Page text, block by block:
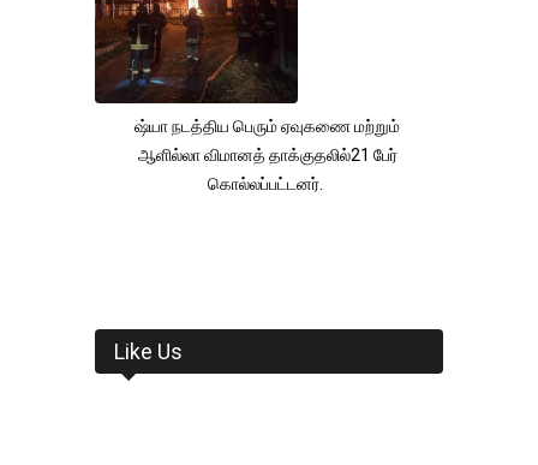
ஷ்யா நடத்திய பெரும் ஏவுகணை மற்றும்
ஆளில்லா விமானத் தாக்குதலில்21 பேர்
கொல்லப்பட்டனர்.
Like Us